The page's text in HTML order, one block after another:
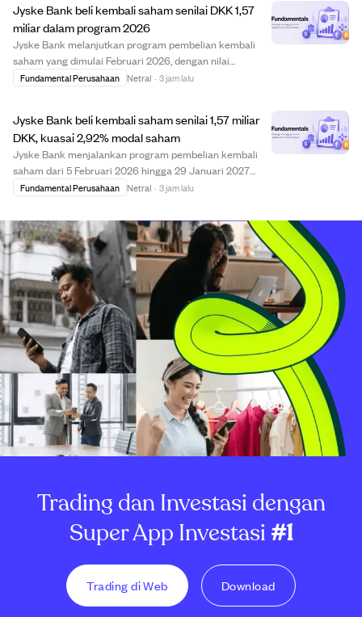
769.173...
Jyske Bank beli kembali saham senilai DKK 1,57
miliar dalam program 2026
Jyske Bank melanjutkan program pembelian kembali
saham yang dimulai Februari 2026, dengan nilai
pembelian sekitar DKK 1,57 miliar hingga awal Agustus
Fundamental Perusahaan Netral · 3 jam lalu
Jyske Bank beli kembali saham senilai 1,57 miliar
DKK, kuasai 2,92% modal saham
Jyske Bank menjalankan program pembelian kembali
saham dari 5 Februari 2026 hingga 29 Januari 2027
dengan nilai maksimal 3 miliar DKK. Hingga awal
senilai sekitar 1,57 miliar DKK dengan harga rata-rata 9...
Fundamental Perusahaan Netral · 3 jam lalu
Trading dan Investasi dengan
Super App Investasi#1
Trading di Web Download